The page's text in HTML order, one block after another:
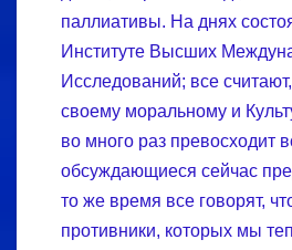
паллиативы. На днях
Институте Высших
Исследований; все
своему моральному и
во много раз превосходит
обсуждающиеся сейчас
то же время все говорят,
противники, которых мы